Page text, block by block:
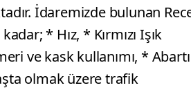
İdaremizde bulunan
* Hız, * Kırmızı Işık
ve kask kullanımı, * Abartı
olmak üzere trafik